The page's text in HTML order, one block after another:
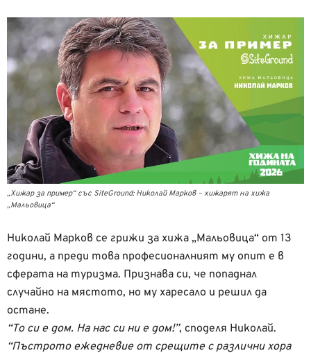
„Хижар за пример“ със SiteGround: Николай Марков – хижарят на хижа
„Мальовица“
Николай Марков се грижи за хижа „Мальовица“ от 13
години, а преди това професионалният му опит е в
сферата на туризма. Признава си, че попаднал
случайно на мястото, но му харесало и решил да
остане.
“То си е дом. На нас си ни е дом!”, споделя Николай.
“Пъстрото ежедневие от срещите с различни хора